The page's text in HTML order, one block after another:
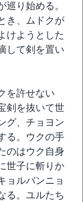
巡り始める。
き、ムドクが
けようとした
して剣を置い
を許せない
剣を抜いて世
グ、チョヨン
る。ウクの手
のはウク自身
世子に斬りか
ョルバンニョ
る。ユルたち